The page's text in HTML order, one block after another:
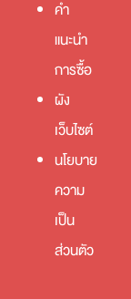
คำ
แนะนำ
การซื้อ
ผัง
เว็บไซต์
นโยบาย
ความ
เป็น
ส่วนตัว